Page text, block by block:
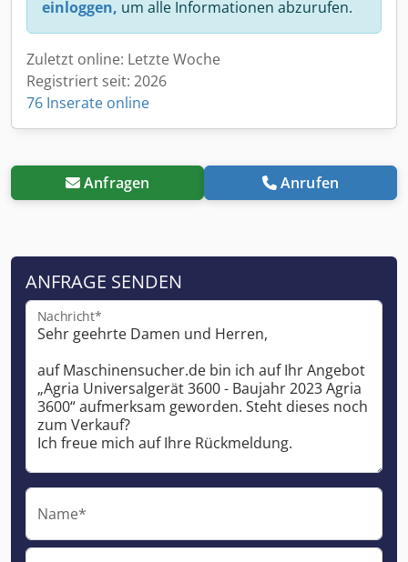
einloggen, um alle Informationen abzurufen.
Zuletzt online: Letzte Woche
Registriert seit: 2026
76 Inserate online
Anfragen Anrufen
ANFRAGE SENDEN
Nachricht*
Name*